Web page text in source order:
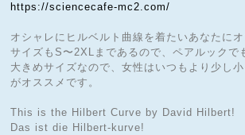
https://sciencecafe-mc2.com/
オシャレにヒルベルト曲線を着たいあなたにオ
サイズもS〜2XLまであるので、ペアルックで
大きめサイズなので、女性はいつもより少し
がオススメです。
This is the Hilbert Curve by David Hilbert!
Das ist die Hilbert-kurve!